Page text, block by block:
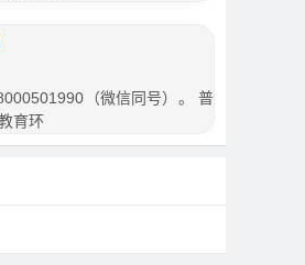
（微信同号）。 普
育环